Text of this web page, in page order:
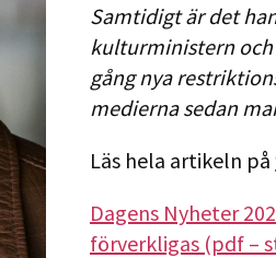
Samtidigt är det
kulturministern och
gång nya
medierna sedan
Läs hela artikeln på
Dagens Nyheter
förverkligas (pdf –